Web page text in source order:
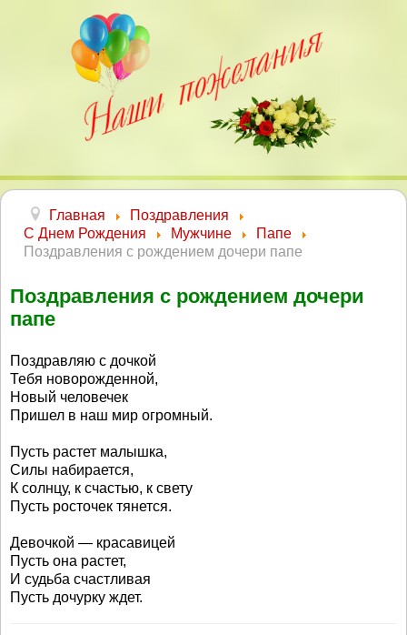
Главная
Поздравления
С Днем Рождения
Мужчине
Папе
Поздравления с рождением дочери папе
Поздравления с рождением дочери
папе
Поздравляю с дочкой
Тебя новорожденной,
Новый человечек
Пришел в наш мир огромный.
Пусть растет малышка,
Силы набирается,
К солнцу, к счастью, к свету
Пусть росточек тянется.
Девочкой — красавицей
Пусть она растет,
И судьба счастливая
Пусть дочурку ждет.